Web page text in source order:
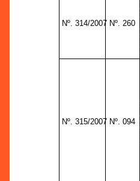
Nº. 314/2007 Nº. 260
Nº. 315/2007 Nº. 094